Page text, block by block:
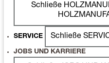
Schließe
SERVICE Schließe
JOBS UND KARRIERE